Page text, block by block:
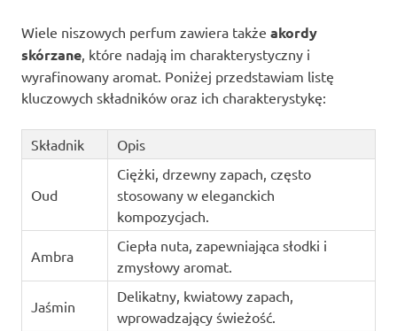
Wiele niszowych perfum zawiera także akordy
skórzane, które nadają im charakterystyczny i
wyrafinowany aromat. Poniżej przedstawiam listę
kluczowych składników oraz ich charakterystykę:
Składnik Opis
Oud
Ciężki, drzewny zapach, często
stosowany w eleganckich
kompozycjach.
Ambra
Ciepła nuta, zapewniająca słodki i
zmysłowy aromat.
Jaśmin
Delikatny, kwiatowy zapach,
wprowadzający świeżość.